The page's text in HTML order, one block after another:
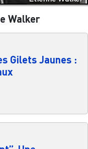
Walker
Gilets Jaunes :